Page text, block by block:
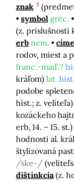
znak 3
symbol gréc.
(z. príslušnosti
erb nem.
rodov, miest a
franc.-maď.?
kráľom) lat. hist.
podobe
hist.; z. veliteľa)
kozáckeho
erb, 14. – 15. st.)
hodnosti al.
štylizovaná
/ske-/
dištinkcia (z.